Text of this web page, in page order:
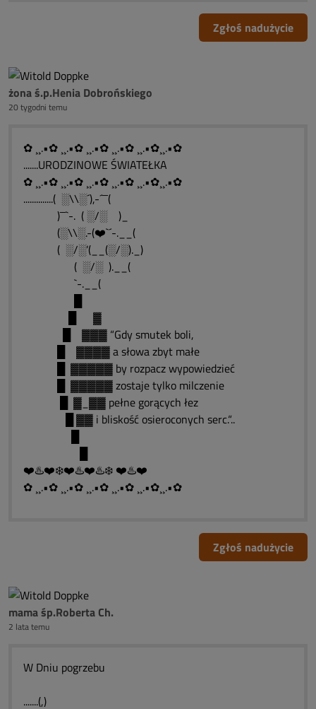
Zgłoś nadużycie
żona ś.p.Henia Dobrońskiego
20 tygodni temu
✿ ¸¸.•✿ ¸¸.•✿ ¸¸.•✿ ¸¸.•✿ ¸¸.•✿¸¸.•✿
.......URODZINOWE ŚWIATEŁKA
✿ ¸¸.•✿ ¸¸.•✿ ¸¸.•✿ ¸¸.•✿ ¸¸.•✿¸¸.•✿
..............( ░\\░´),-´¯¯(
)¯¯`-. ( ░/░ )_
(░\\░.-(❤️`´-.__(
( ░/░’(__(░/░)._)
( ░/░ ).__(
`-.__(
█ ▓
█ ▓▓▓ “Gdy smutek boli,
█ ▓▓▓▓ a słowa zbyt małe
█ ▓▓▓▓▓ by rozpacz wypowiedzieć
█ ▓▓▓▓▓ zostaje tylko milczenie
█ ▓_▓▓ pełne gorących łez
█ ▓▓ i bliskość osieroconych serc.“..
❤️♨️❤️❄️❤️♨️❤️♨️❄️ ❤️♨️❤️
✿ ¸¸.•✿ ¸¸.•✿ ¸¸.•✿ ¸¸.•✿ ¸¸.•✿¸¸.•✿
Zgłoś nadużycie
mama śp.Roberta Ch.
2 lata temu
W Dniu pogrzebu
.......(,)